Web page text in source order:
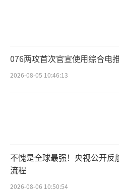
076两攻首次官宣使用综合电推
2026-08-05 10:46:13
不愧是全球最强！央视公开反
流程
2026-08-06 10:50:54